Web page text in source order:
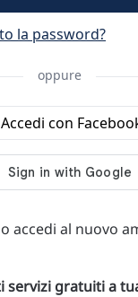
accedi al nuovo
servizi gratuiti a